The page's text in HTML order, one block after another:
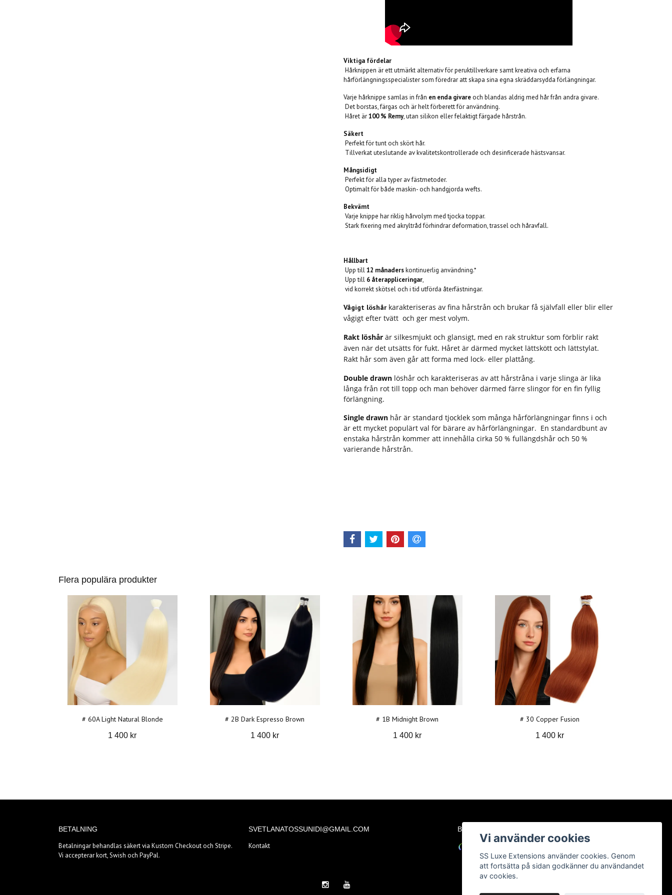
Viktiga fördelar
Hårknippen är ett utmärkt alternativ för peruktillverkare samt kreativa och erfarna
hårförlängningsspecialister som föredrar att skapa sina egna skräddarsydda förlängningar.
Varje hårknippe samlas in från en enda givare och blandas aldrig med hår från andra givare.
Det borstas, färgas och är helt förberett för användning.
Håret är100 % Remy, utan silikon eller felaktigt färgade hårstrån.
Säkert
Perfekt för tunt och skört hår.
Tillverkat uteslutande av kvalitetskontrollerade och desinficerade hästsvansar.
Mångsidigt
Perfekt för alla typer av fästmetoder.
Optimalt för både maskin- och handgjorda wefts.
Bekvämt
Varje knippe har riklig hårvolym med tjocka toppar.
Stark fixering med akryltråd förhindrar deformation, trassel och håravfall.
Hållbart
Upp till12 månaderskontinuerlig användning.*
Upp till 6 återappliceringar,
vid korrekt skötsel och i tid utförda återfästningar.
Vågigt löshår karakteriseras av fina hårstrån och brukar få självfall eller blir eller
vågigt efter tvätt och ger mest volym.
Rakt löshår är silkesmjukt och glansigt, med en rak struktur som förblir rakt
även när det utsätts för fukt. Håret är därmed mycket lättskött och lättstylat.
Rakt hår som även går att forma med lock- eller plattång.
Double drawn löshår och karakteriseras av att hårstråna i varje slinga är lika
långa från rot till topp och man behöver därmed färre slingor för en fin fyllig
förlängning.
Single drawn hår är standard tjocklek som många hårförlängningar finns i och
är ett mycket populärt val för bärare av hårförlängningar. En standardbunt av
enstaka hårstrån kommer att innehålla cirka 50 % fullängdshår och 50 %
varierande hårstrån.
Flera populära produkter
# 60A Light Natural Blonde
1 400 kr
# 2B Dark Espresso Brown
1 400 kr
# 1B Midnight Brown
1 400 kr
# 30 Copper Fusion
1 400 kr
BETALNING
Betalningar behandlas säkert via Kustom Checkout och Stripe.
Vi accepterar kort, Swish och PayPal.
SVETLANATOSSUNIDI@GMAIL.COM
Kontakt
BETALSÄTT
Vi använder cookies
SS Luxe Extensions använder cookies. Genom
att fortsätta på sidan godkänner du användandet
av cookies.